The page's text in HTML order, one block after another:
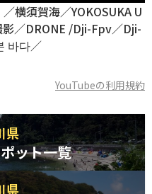
横須賀海／YOKOSUKA U
影／DRONE /Dji-Fpv／Dji-
바다／
YouTubeの利用規約
県
ット一覧
県